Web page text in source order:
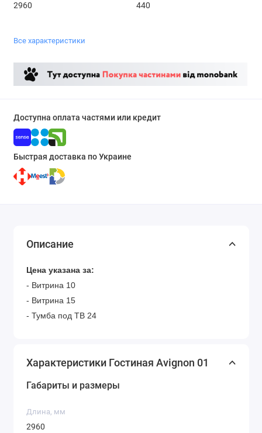
2960 440
Все характеристики
Доступна оплата частями или кредит
Быстрая доставка по Украине
Описание
Цена указана за:
- Витрина 10
- Витрина 15
- Тумба под ТВ 24
Характеристики Гостиная Avignon 01
Габариты и размеры
Длина, мм
2960